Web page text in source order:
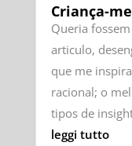
Criança-me
Queria
articulo,
que me
racional; o
tipos de
leggi tutto